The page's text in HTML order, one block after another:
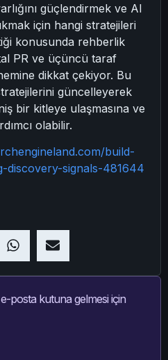
güçlendirmek ve AI
için hangi stratejileri
konusunda rehberlik
PR ve üçüncü taraf
dikkat çekiyor. Bu
güncelleyerek
bir kitleye ulaşmasına ve
olabilir.
build-
discovery-signals-481644
posta kutuna gelmesi için